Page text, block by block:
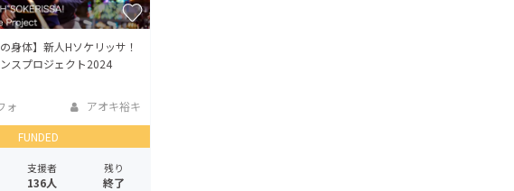
身体】新人Hソケリッサ！
スプロジェクト2024
ォ
アオキ裕キ
FUNDED
支援者
136人
残り
終了